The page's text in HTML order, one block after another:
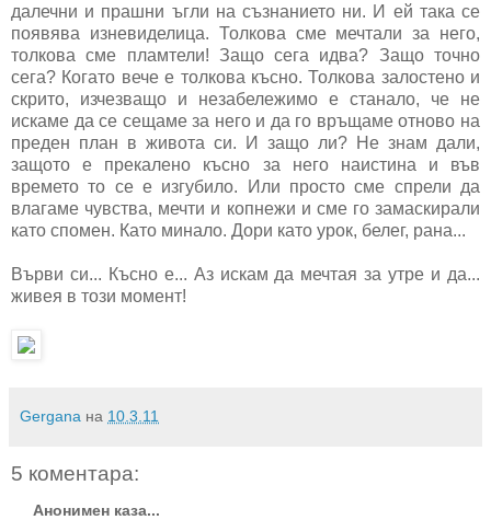
далечни и прашни ъгли на съзнанието ни. И ей така се
появява изневиделица. Толкова сме мечтали за него,
толкова сме пламтели! Защо сега идва? Защо точно
сега? Когато вече е толкова късно. Толкова залостено и
скрито, изчезващо и незабележимо е станало, че не
искаме да се сещаме за него и да го връщаме отново на
преден план в живота си. И защо ли? Не знам дали,
защото е прекалено късно за него наистина и във
времето то се е изгубило. Или просто сме спрели да
влагаме чувства, мечти и копнежи и сме го замаскирали
като спомен. Като минало. Дори като урок, белег, рана...
Върви си... Късно е... Аз искам да мечтая за утре и да...
живея в този момент!
Gergana на 10.3.11
5 коментара:
Анонимен каза...